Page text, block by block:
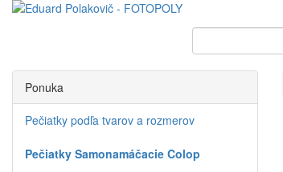
Ponuka
Pečiatky podľa tvarov a rozmerov
Pečiatky Samonamáčacie Colop